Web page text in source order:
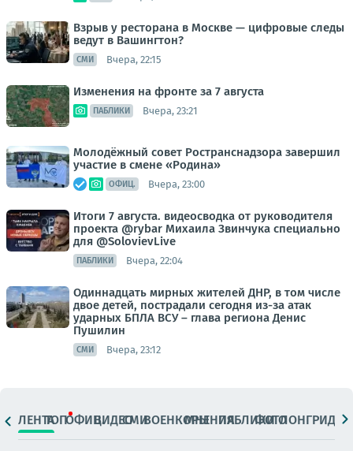
Взрыв у ресторана в Москве — цифровые следы
ведут в Вашингтон?
СМИ Вчера, 22:15
Изменения на фронте за 7 августа
ПАБЛИКИ Вчера, 23:21
Молодёжный совет Ространснадзора завершил
участие в смене «Родина»
ОФИЦ. Вчера, 23:00
Итоги 7 августа. видеосводка от руководителя
проекта @rybar Михаила Звинчука специально
для @SolovievLive
ПАБЛИКИ Вчера, 22:04
Одиннадцать мирных жителей ДНР, в том числе
двое детей, пострадали сегодня из-за атак
ударных БПЛА ВСУ – глава региона Денис
Пушилин
СМИ Вчера, 23:12
ЛЕНТАТОПОФИЦ.ВИДЕОСМИВОЕНКОРЫМНЕНИЯПАБЛИКИ
ФОТОЛОНГРИДЫ